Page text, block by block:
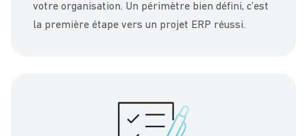
votre organisation. Un périmètre bien défini, c’est
la première étape vers un projet ERP réussi.